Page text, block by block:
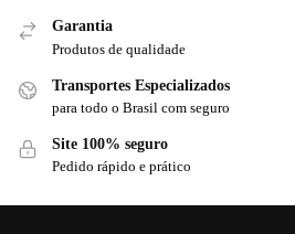
Garantia
Produtos de qualidade
Transportes Especializados
para todo o Brasil com seguro
Site 100% seguro
Pedido rápido e prático